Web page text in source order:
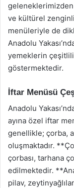
geleneklerimizden
ve kültürel
menüleriyle de
Anadolu
yemeklerin
göstermektedir.
İftar Menüsü
Anadolu
ayına özel iftar
genellikle; çorba,
oluşmaktadır.
çorbası, tarhana
edilmektedir.
pilav,